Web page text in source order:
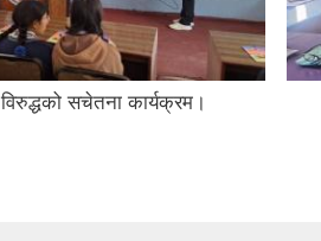
विरुद्धको सचेतना कार्यक्रम।